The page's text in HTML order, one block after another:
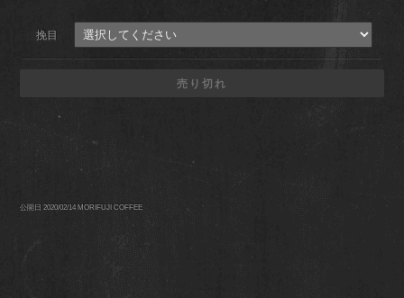
挽目
売り切れ
公開日 2020/02/14 MORIFUJI COFFEE